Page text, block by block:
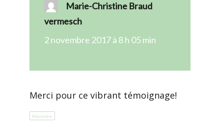
Marie-Christine Braud
vermeschdit :
2 novembre 2017 à 8 h 05 min
Merci pour ce vibrant témoignage!
Répondre